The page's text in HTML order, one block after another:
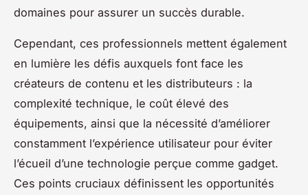
domaines pour assurer un succès durable.
Cependant, ces professionnels mettent également
en lumière les défis auxquels font face les
créateurs de contenu et les distributeurs : la
complexité technique, le coût élevé des
équipements, ainsi que la nécessité d’améliorer
constamment l’expérience utilisateur pour éviter
l’écueil d’une technologie perçue comme gadget.
Ces points cruciaux définissent les opportunités